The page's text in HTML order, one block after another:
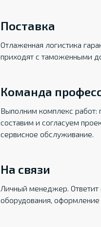
Поставка
Отлаженная логистика
приходят с таможенными
Команда
Выполним комплекс работ:
составим и согласуем
сервисное обслуживание.
На связи
Личный менеджер.
оборудования, оформление